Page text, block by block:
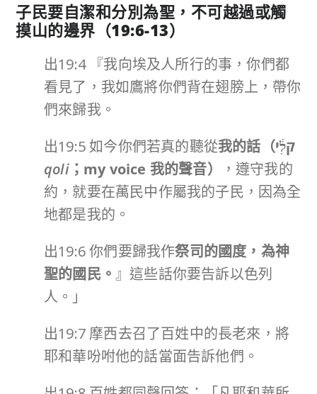
子民要自潔和分別為聖，不可越過或觸
摸山的邊界（19:6-13）
出19:4 『我向埃及人所行的事，你們都
看見了，我如鷹將你們背在翅膀上，帶你
們來歸我。
出19:5 如今你們若真的聽從我的話（קֹלִ֔י
qoli； my voice 我的聲音）
，遵守我的
約，就要在萬民中作屬我的子民，因為全
地都是我的。
出19:6 你們要歸我作祭司的國度，為神
聖的國民。 』這些話你要告訴以色列
人。」
出19:7 摩西去召了百姓中的長老來，將
耶和華吩咐他的話當面告訴他們。